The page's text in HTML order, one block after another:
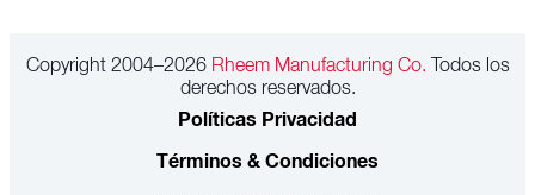
Copyright 2004–2026Rheem Manufacturing Co. Todos los
derechos reservados.
Políticas Privacidad
Términos & Condiciones